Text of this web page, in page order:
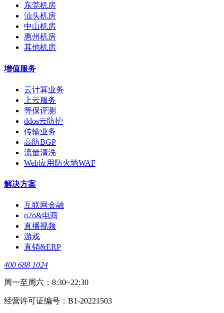
东莞机房
汕头机房
中山机房
惠州机房
其他机房
增值服务
云计算业务
上云服务
等保评测
ddos云防护
传输业务
高防BGP
流量清洗
Web应用防火墙WAF
解决方案
互联网金融
o2o&电商
直播视频
游戏
直销&ERP
400 688 1024
周一至周六：8:30~22:30
经营许可证编号：B1-20221503